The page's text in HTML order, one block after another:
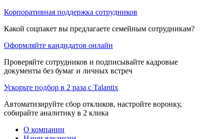
Корпоративная поддержка сотрудников
Какой соцпакет вы предлагаете семейным сотрудникам?
Оформляйте кандидатов онлайн
Проверяйте сотрудников и подписывайте кадровые
документы без бумаг и личных встреч
Ускорьте подбор в 2 раза с Talantix
Автоматизируйте сбор откликов, настройте воронку,
собирайте аналитику в 2 клика
О компании